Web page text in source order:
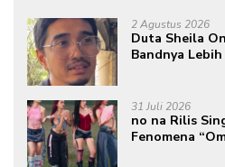
2 Agustus 2026
Duta Sheila
Bandnya
31 Juli 2026
no na Rilis
Fenomena